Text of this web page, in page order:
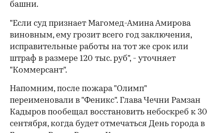
башни.
"Если суд признает Магомед-Амина Амирова
виновным, ему грозит всего год заключения,
исправительные работы на тот же срок или
штраф в размере 120 тыс. руб", - уточняет
"Коммерсант".
Напомним, после пожара "Олимп"
переименовали в "Феникс". Глава Чечни Рамзан
Кадыров пообещал восстановить небоскреб к 30
сентября, когда будет отмечаться День города в